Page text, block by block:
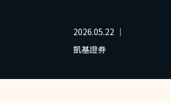
2026.05.22 ｜
凱基證券